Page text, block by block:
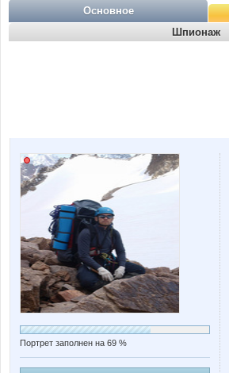
Основное
Шпионаж
Портрет заполнен на 69 %